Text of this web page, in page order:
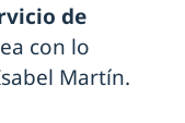
de
con lo
Martín.